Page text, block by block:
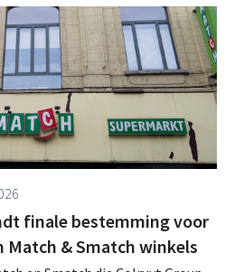
uitsluitend richt op professionele
finale bestemming voor
Match & Smatch winkels